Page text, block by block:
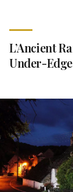
L’Ancient
Under-